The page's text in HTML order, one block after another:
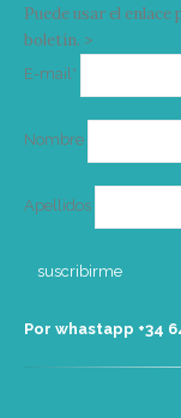
Puede usar el
boletín. >
E-mail*
Nombre
Apellidos
Por whastapp +34